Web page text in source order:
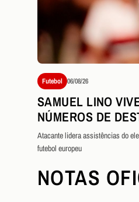
Futebol 06/08/26
SAMUEL LINO
NÚMEROS DE
Atacante lidera assistências do
futebol europeu
NOTAS